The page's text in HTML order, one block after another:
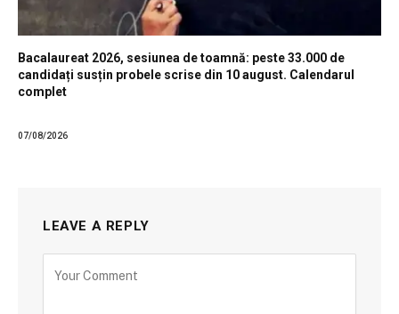
Bacalaureat 2026, sesiunea de toamnă: peste 33.000 de
candidați susțin probele scrise din 10 august. Calendarul
complet
07/08/2026
LEAVE A REPLY